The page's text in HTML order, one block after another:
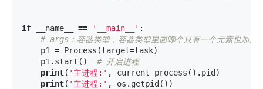
if __name__ == '__main__' :
p1 = Process (target=task)
p1 . start ()
print( '主进程:' , current_process (). pid)
print( '主进程:' , os . getpid())